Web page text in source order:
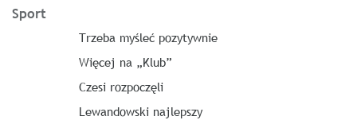
Sport
Trzeba myśleć pozytywnie
Więcej na „Klub”
Czesi rozpoczęli
Lewandowski najlepszy